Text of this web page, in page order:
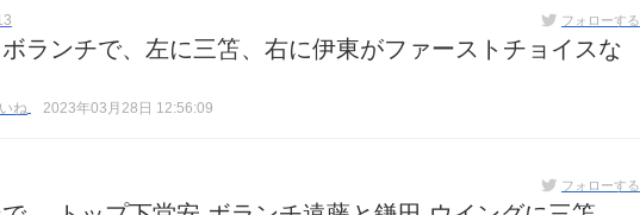
フォローする
ランチで、左に三笘、右に伊東がファーストチョイスな
ね 2023年03月28日 12:56:09
フォローする